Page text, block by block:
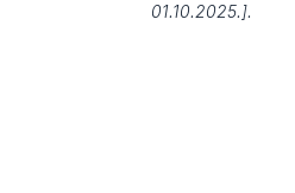
01.10.2025.].